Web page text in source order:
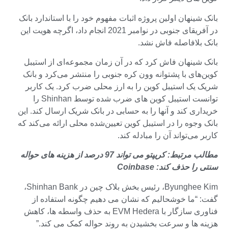
بانک شینهان اولین پروژه اثبات مفهوم خود را با استاندارد بانک
در آفریقای جنوبی در نوامبر 2021 انجام داد، اگرچه هویت این
بانک بلافاصله فاش نشد.
بانک شینهان فاش کرد که در آن زمان مجموعه‌ای از استیبل
کوین‌های با پشتوانه وون کره جنوبی را منتشر می‌کرد و بانک
شریک یک استیبل کوین را به ارز محلی ضرب کرد. یک کاربر
توانست استیبل کوین های ضرب شده توسط Shinhan را
خریداری کند و آنها را به حسابی در بانک شریک ارسال کند. این
بانک وجوه را در استیبل کوین تعیین‌شده محلی ارائه می‌کند که
کاربر می‌تواند آن را مبادله کند.
مطالب مرتبط: کریپتو می تواند 97 درصد از هزینه های حواله
سنتی را حذف کند: Coinbase
Byunghee Kim، رئیس بخش بلاک چین در Shinhan Bank،
گفت: “ما خوشحالیم که نشان می دهیم چگونه استفاده از
فناوری سازگار با EVM Hedera به حذف واسطه ها، کاهش
هزینه ها و سرعت بخشیدن به روند حواله کمک می کند.”